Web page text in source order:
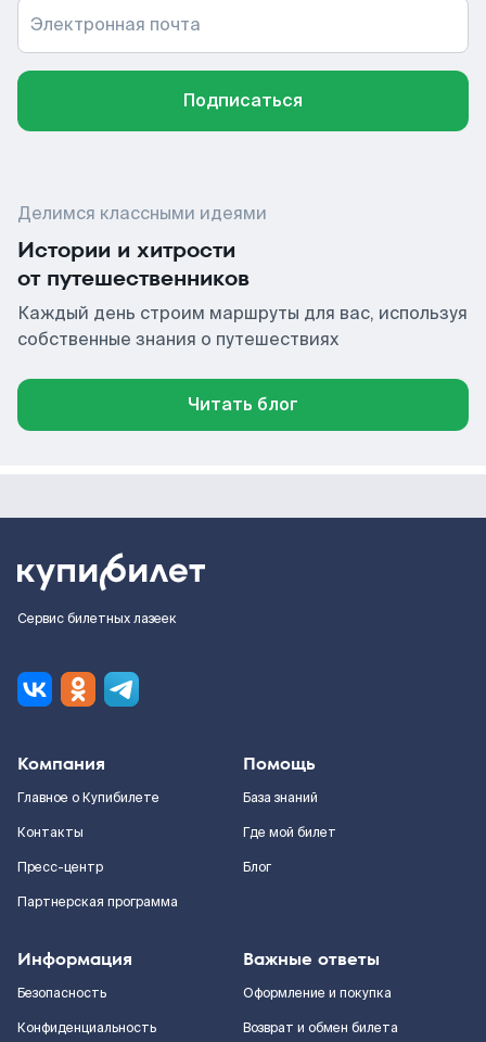
Электронная почта
Подписаться
Делимся классными идеями
Истории и хитрости
от путешественников
Каждый день строим маршруты для вас, используя
собственные знания о путешествиях
Читать блог
Сервис билетных лазеек
Компания
Главное о Купибилете
Контакты
Пресс-центр
Партнерская программа
Помощь
База знаний
Где мой билет
Блог
Информация
Безопасность
Конфиденциальность
Важные ответы
Оформление и покупка
Возврат и обмен билета